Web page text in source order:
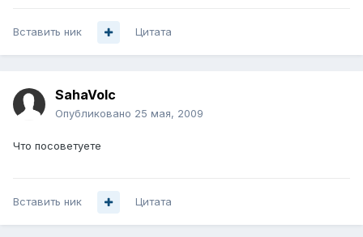
Вставить ник Цитата
SahaVolc
Опубликовано 25 мая, 2009
Что посоветуете
Вставить ник Цитата